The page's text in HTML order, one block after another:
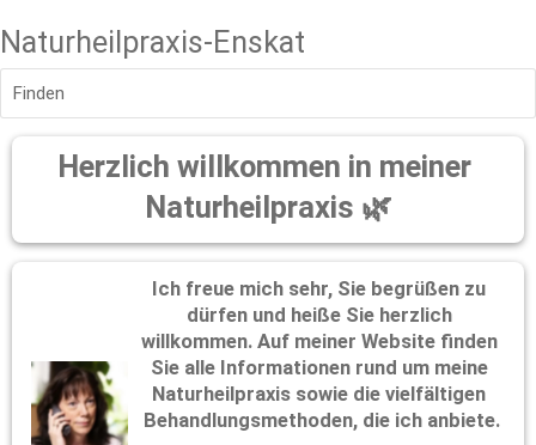
Naturheilpraxis-Enskat
Finden
Herzlich willkommen in meiner
Naturheilpraxis 🌿
Ich freue mich sehr, Sie begrüßen zu
dürfen und heiße Sie herzlich
willkommen. Auf meiner Website finden
Sie alle Informationen rund um meine
Naturheilpraxis sowie die vielfältigen
Behandlungsmethoden, die ich anbiete.